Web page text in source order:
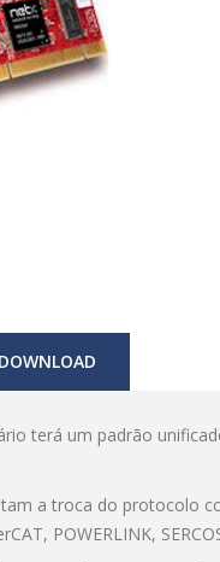
DOWNLOAD
terá um padrão
a troca do protocolo
POWERLINK,